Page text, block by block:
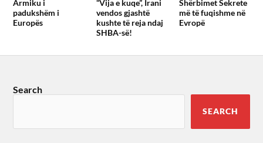
Armiku i
padukshëm i
Europës
“Vija e kuqe”, Irani
vendos gjashtë
kushte të reja ndaj
SHBA-së!
Shërbimet Sekrete
më të fuqishme në
Evropë
Search
SEARCH